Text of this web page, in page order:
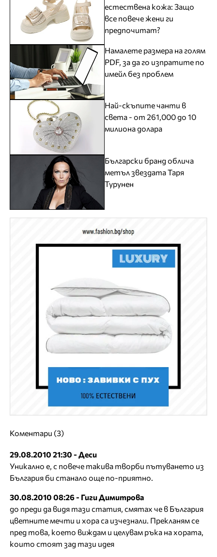
естествена кожа: Защо
все повече жени ги
предпочитат?
Намалете размера на голям
PDF, за да го изпратите по
имейл без проблем
Най-скъпите чанти в
света - от 261,000 до 10
милиона долара
Български бранд облича
метъл звездата Таря
Турунен
Коментари (3)
29.08.2010 21:30 - Деси
Уникално е, с повече такива творби пътуването из
България би станало още по-приятно.
30.08.2010 08:26 - Гиги Димитрова
до преди да видя тази статия, смятах че в България
цветните мечти и хора са изчезнали. Прекланям се
пред това, което виждам и целувам ръка на хората,
които стоят зад тази идея